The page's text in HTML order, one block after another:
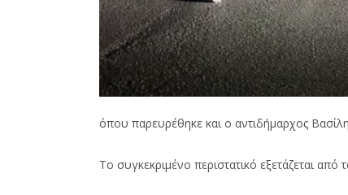
όπου παρευρέθηκε και ο αντιδήμαρχος
Το συγκεκριμένο περιστατικό εξετάζεται